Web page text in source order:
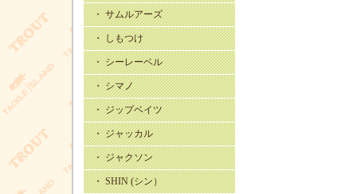
・ サムルアーズ
・ しもつけ
・ シーレーベル
・ シマノ
・ ジップベイツ
・ ジャッカル
・ ジャクソン
・ SHIN (シン）